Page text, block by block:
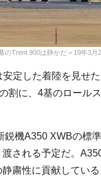
のTrent 900は静かだ＝19年3
定した着陸を見せ
割に、4基のロール
機A350 XWBの標
渡される予定だ。
粛性に貢献している